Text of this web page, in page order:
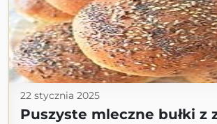
22 stycznia 2025
Puszyste mleczne bułki z